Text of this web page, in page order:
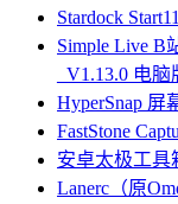
Stardock
Simple Live B
_V1.13.0 电
HyperSnap 屏
FastStone
安卓太极工具
Lanerc（原